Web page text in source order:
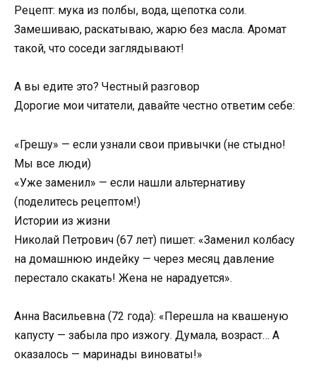
Рецепт: мука из полбы, вода, щепотка соли.
Замешиваю, раскатываю, жарю без масла. Аромат
такой, что соседи заглядывают!
А вы едите это? Честный разговор
Дорогие мои читатели, давайте честно ответим себе:
«Грешу» — если узнали свои привычки (не стыдно!
Мы все люди)
«Уже заменил» — если нашли альтернативу
(поделитесь рецептом!)
Истории из жизни
Николай Петрович (67 лет) пишет: «Заменил колбасу
на домашнюю индейку — через месяц давление
перестало скакать! Жена не нарадуется».
Анна Васильевна (72 года): «Перешла на квашеную
капусту — забыла про изжогу. Думала, возраст… А
оказалось — маринады виноваты!»